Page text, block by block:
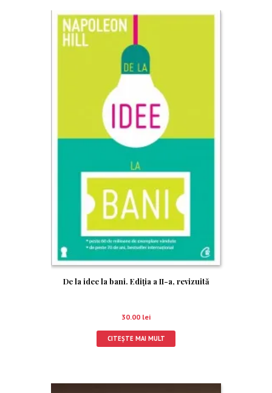
De la idee la bani. Ediţia a II-a, revizuită
30.00 lei
CITEȘTE MAI MULT